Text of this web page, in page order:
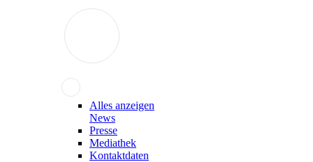
Alles anzeigen
News
Presse
Mediathek
Kontaktdaten